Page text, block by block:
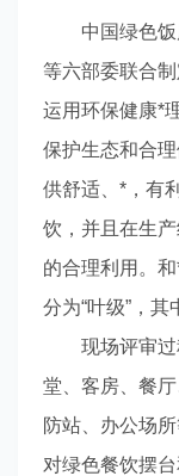
中国绿色
等六部委联合
运用环保健康*
保护生态和合
供舒适、*，有
饮，并且在生
的合理利用。
分为“叶级”，其
现场评审
堂、客房、餐
防站、办公场
对绿色餐饮摆